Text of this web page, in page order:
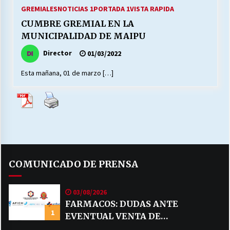
MUNICIPALIDAD, TRABAJADORES, CLIMA
LABORAL:
13/07/2026
Escuela hospitalaria El Carmen de Maipu.
VOLVER A SER ALTERNATIVA
MUNICIPALIDADES, HONORARIOS, DESPIDOS
GREMIALESNOTICIAS 1PORTADA 1VISTA RAPIDA
CUMBRE GREMIAL EN LA
MUNICIPALIDAD DE MAIPU
Director 01/03/2022
Esta mañana, 01 de marzo […]
COMUNICADO DE PRENSA
1
03/08/2026
FARMACOS: DUDAS ANTE
EVENTUAL VENTA DE